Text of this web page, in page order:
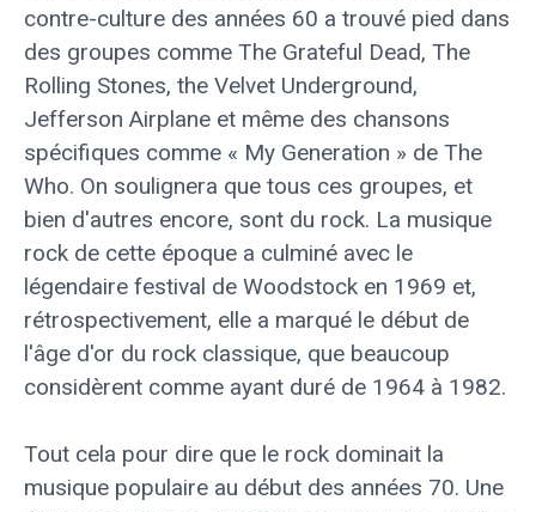
contre-culture des années 60 a trouvé pied dans
des groupes comme The Grateful Dead, The
Rolling Stones, the Velvet Underground,
Jefferson Airplane et même des chansons
spécifiques comme « My Generation » de The
Who. On soulignera que tous ces groupes, et
bien d'autres encore, sont du rock. La musique
rock de cette époque a culminé avec le
légendaire festival de Woodstock en 1969 et,
rétrospectivement, elle a marqué le début de
l'âge d'or du rock classique, que beaucoup
considèrent comme ayant duré de 1964 à 1982.
Tout cela pour dire que le rock dominait la
musique populaire au début des années 70. Une